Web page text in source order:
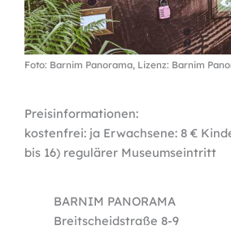
Foto: Barnim Panorama, Lizenz: Barnim
Preisinformationen:
kostenfrei: ja Erwachsene: 8 €
bis 16) regulärer Museumseintritt
BARNIM PANORAMA
Breitscheidstraße 8-9